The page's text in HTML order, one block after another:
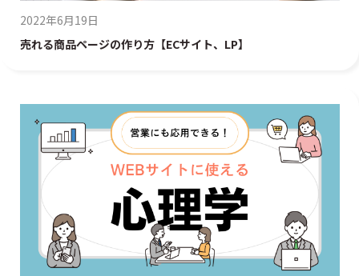
2022年6月19日
売れる商品ページの作り方【ECサイト、LP】